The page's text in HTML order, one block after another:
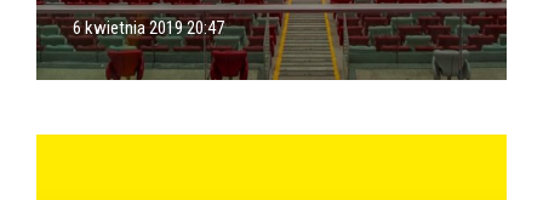
6 kwietnia 2019 20:47